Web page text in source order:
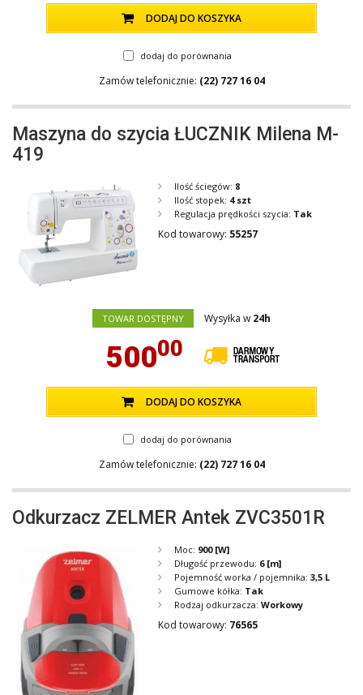
DODAJ DO KOSZYKA
dodaj do porównania
Zamów telefonicznie: (22) 727 16 04
Maszyna do szycia ŁUCZNIK Milena M-
419
Ilość ściegów: 8
Ilość stopek: 4 szt
Regulacja prędkości szycia: Tak
Kod towarowy: 55257
TOWAR DOSTĘPNY Wysyłka w 24h
50000
DODAJ DO KOSZYKA
dodaj do porównania
Zamów telefonicznie: (22) 727 16 04
Odkurzacz ZELMER Antek ZVC3501R
Moc: 900 [W]
Długość przewodu: 6 [m]
Pojemność worka / pojemnika: 3,5 L
Gumowe kółka: Tak
Rodzaj odkurzacza: Workowy
Kod towarowy: 76565